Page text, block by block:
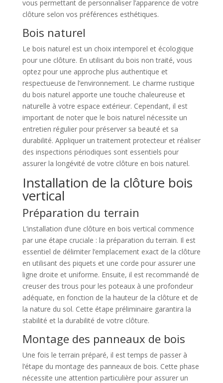
vous permettant de personnaliser l’apparence de votre
clôture selon vos préférences esthétiques.
Bois naturel
Le bois naturel est un choix intemporel et écologique
pour une clôture. En utilisant du bois non traité, vous
optez pour une approche plus authentique et
respectueuse de l’environnement. Le charme rustique
du bois naturel apporte une touche chaleureuse et
naturelle à votre espace extérieur. Cependant, il est
important de noter que le bois naturel nécessite un
entretien régulier pour préserver sa beauté et sa
durabilité. Appliquer un traitement protecteur et réaliser
des inspections périodiques sont essentiels pour
assurer la longévité de votre clôture en bois naturel.
Installation de la clôture bois
vertical
Préparation du terrain
L’installation d’une clôture en bois vertical commence
par une étape cruciale : la préparation du terrain. Il est
essentiel de délimiter l’emplacement exact de la clôture
en utilisant des piquets et une corde pour assurer une
ligne droite et uniforme. Ensuite, il est recommandé de
creuser des trous pour les poteaux à une profondeur
adéquate, en fonction de la hauteur de la clôture et de
la nature du sol. Cette étape préliminaire garantira la
stabilité et la durabilité de votre clôture.
Montage des panneaux de bois
Une fois le terrain préparé, il est temps de passer à
l’étape du montage des panneaux de bois. Cette phase
nécessite une attention particulière pour assurer un